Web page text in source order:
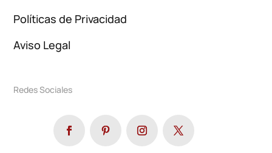
Políticas de Privacidad
Aviso Legal
Redes Sociales